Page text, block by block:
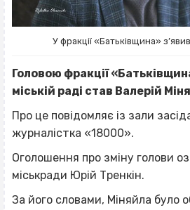
У фракції «Батьківщина»
Головою фракції
міській раді став Валерій
Про це повідомляє із зали
журналістка «18000».
Оголошення про зміну голови
міськради Юрій Тренкін.
За його словами, Міняйла було